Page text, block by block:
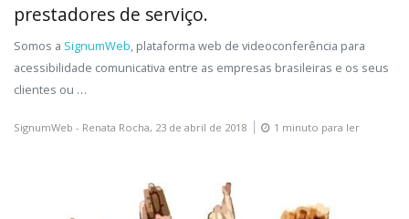
prestadores de serviço.
Somos a SignumWeb, plataforma web de videoconferência para
acessibilidade comunicativa entre as empresas brasileiras e os seus
clientes ou …
SignumWeb - Renata Rocha, 23 de abril de 2018 1 minuto para ler